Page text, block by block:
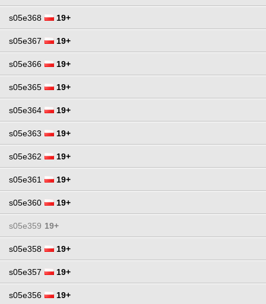
s05e368 19+
s05e367 19+
s05e366 19+
s05e365 19+
s05e364 19+
s05e363 19+
s05e362 19+
s05e361 19+
s05e360 19+
s05e359 19+
s05e358 19+
s05e357 19+
s05e356 19+